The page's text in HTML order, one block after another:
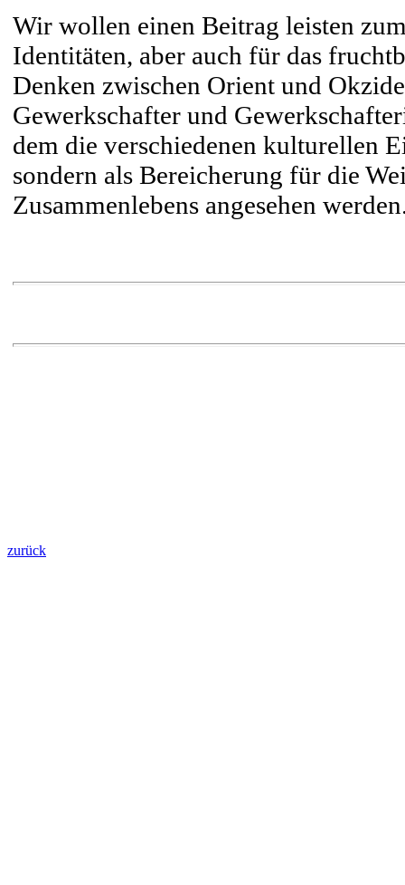
Wir wollen einen Beitrag leisten
Identitäten, aber auch für das
Denken zwischen Orient und
Gewerkschafter und
dem die verschiedenen kulturellen
sondern als Bereicherung für die
Zusammenlebens angesehen
zurück